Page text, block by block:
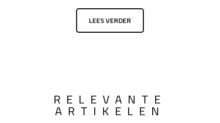
LEES VERDER
RELEVANTE
ARTIKELEN